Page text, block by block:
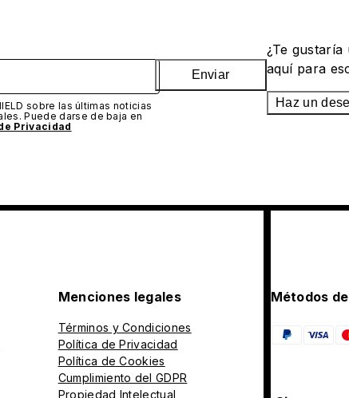
sobre las últimas noticias
Puede darse de baja en
Privacidad
Enviar
¿Te
aquí para
Haz un
Menciones legales
Términos y Condiciones
Política de Privacidad
Política de Cookies
Cumplimiento del GDPR
Propiedad Intelectual
Métodos